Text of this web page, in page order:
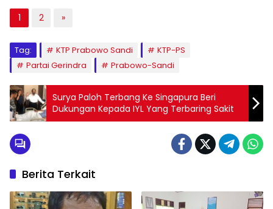
1 2 »
Tag: KTP Prabowo Sandi
KTP-PS
Partai Gerindra
Prabowo-Sandi
Surya Paloh Terbang Ke Singapura Beri
Dukungan Kepada IYL Yang Terbaring Sakit
Berita Terkait